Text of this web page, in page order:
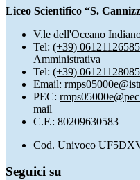
Liceo Scientifico “S.
V.le dell'Oceano
Tel: (+39)
Amministrativa
Tel: (+39)
Email:
PEC:
mail
C.F.: 80209630583
Cod. Univoco
Seguici su